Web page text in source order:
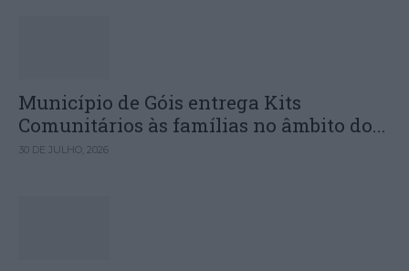
Município de Góis entrega Kits
Comunitários às famílias no âmbito do...
30 DE JULHO, 2026